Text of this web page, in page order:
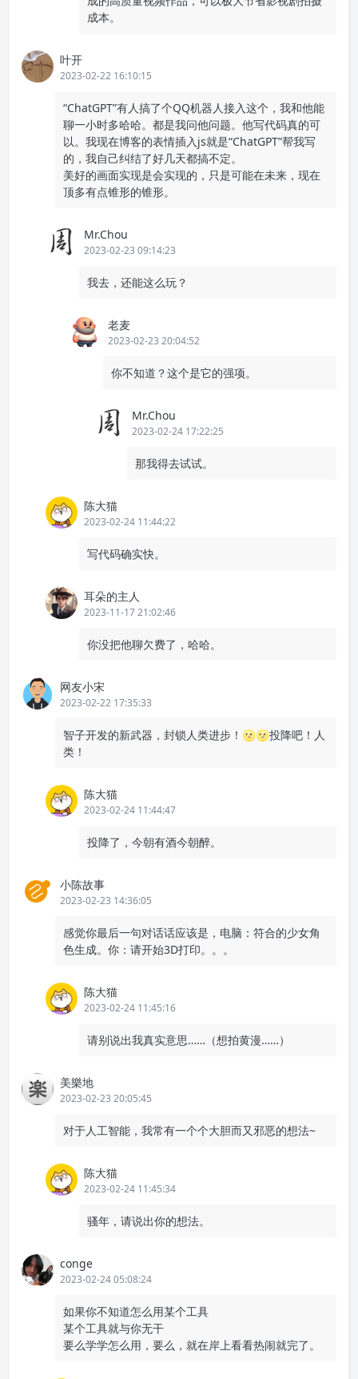
成本。
叶开
2023-02-22 16:10:15
“ChatGPT”有人搞了个QQ机器人接入这个，我和他能
聊一小时多哈哈。都是我问他问题。他写代码真的可
以。我现在博客的表情插入js就是“ChatGPT”帮我写
的，我自己纠结了好几天都搞不定。
美好的画面实现是会实现的，只是可能在未来，现在
顶多有点锥形的锥形。
Mr.Chou
2023-02-23 09:14:23
我去，还能这么玩？
老麦
2023-02-23 20:04:52
你不知道？这个是它的强项。
Mr.Chou
2023-02-24 17:22:25
那我得去试试。
陈大猫
2023-02-24 11:44:22
写代码确实快。
耳朵的主人
2023-11-17 21:02:46
你没把他聊欠费了，哈哈。
网友小宋
2023-02-22 17:35:33
智子开发的新武器，封锁人类进步！🌝🌝投降吧！人
类！
陈大猫
2023-02-24 11:44:47
投降了，今朝有酒今朝醉。
小陈故事
2023-02-23 14:36:05
感觉你最后一句对话话应该是，电脑：符合的少女角
色生成。你：请开始3D打印。。。
陈大猫
2023-02-24 11:45:16
请别说出我真实意思……（想拍黄漫……）
美樂地
2023-02-23 20:05:45
对于人工智能，我常有一个个大胆而又邪恶的想法~
陈大猫
2023-02-24 11:45:34
骚年，请说出你的想法。
conge
2023-02-24 05:08:24
如果你不知道怎么用某个工具
某个工具就与你无干
要么学学怎么用，要么，就在岸上看看热闹就完了。